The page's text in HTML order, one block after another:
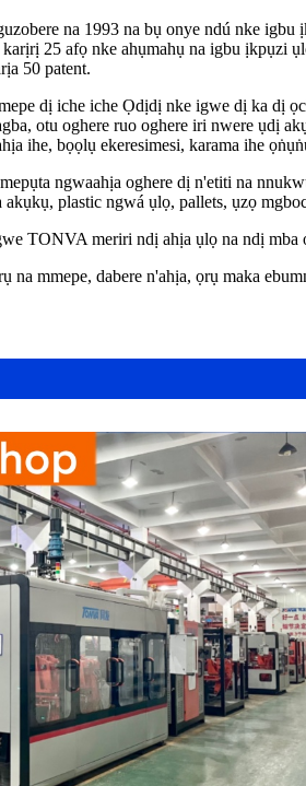
na 1993 na bụ onye ndú nke
25 afọ nke ahụmahụ na igbu ịkpụzi
50 patent.
dị iche iche Ọdịdị nke igwe dị ka dị
otu oghere ruo oghere iri nwere ụdị
ihe, bọọlụ ekeresimesi, karama ihe
ngwaahịa oghere dị n'etiti na
plastic ngwá ụlọ, pallets, ụzọ
TONVA meriri ndị ahịa ụlọ na ndị
na mmepe, dabere n'ahịa, ọrụ maka